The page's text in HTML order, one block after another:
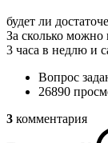
будет ли
За сколько можно
3 часа в недлю и
Вопрос
26890
3 комментария